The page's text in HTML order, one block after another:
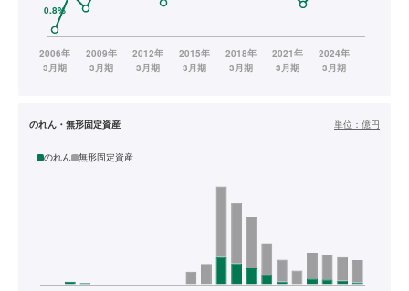
のれん・無形固定資産 単位： 億円
のれん 無形固定資産